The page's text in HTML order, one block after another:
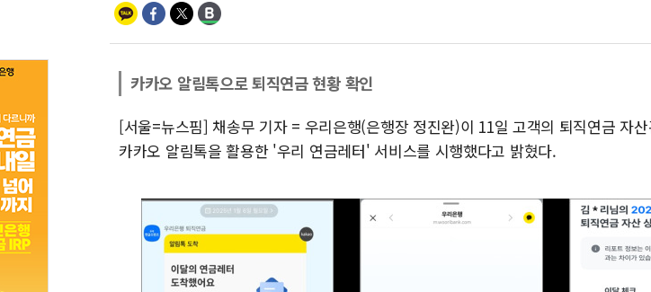
카카오 알림톡으로 퇴직연금 현황 확인
[서울=뉴스핌] 채송무 기자 = 우리은행(은행장 정진완)이 11일 고객의 퇴직연금 자
카카오 알림톡을 활용한 '우리 연금레터' 서비스를 시행했다고 밝혔다.